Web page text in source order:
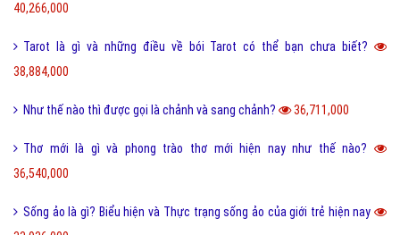
40,266,000
Tarot là gì và những điều về bói Tarot có thể bạn chưa biết?
38,884,000
Như thế nào thì được gọi là chảnh và sang chảnh? 36,711,000
Thơ mới là gì và phong trào thơ mới hiện nay như thế nào?
36,540,000
Sống ảo là gì? Biểu hiện và Thực trạng sống ảo của giới trẻ hiện nay